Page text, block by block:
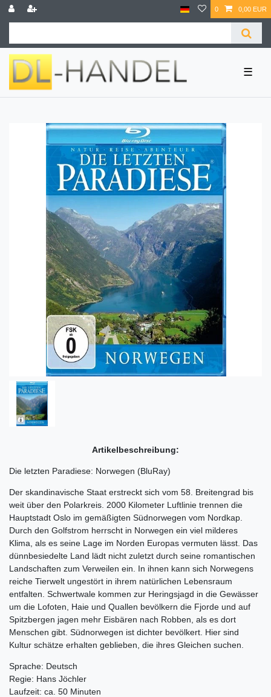
0 0,00 EUR
☰
Artikelbeschreibung:
Die letzten Paradiese: Norwegen (BluRay)
Der skandinavische Staat erstreckt sich vom 58. Breitengrad bis
weit über den Polarkreis. 2000 Kilometer Luftlinie trennen die
Hauptstadt Oslo im gemäßigten Südnorwegen vom Nordkap.
Durch den Golfstrom herrscht in Norwegen ein viel milderes
Klima, als es seine Lage im Norden Europas vermuten lässt. Das
dünnbesiedelte Land lädt nicht zuletzt durch seine romantischen
Landschaften zum Verweilen ein. In ihnen kann sich Norwegens
reiche Tierwelt ungestört in ihrem natürlichen Lebensraum
entfalten. Schwertwale kommen zur Heringsjagd in die Gewässer
um die Lofoten, Haie und Quallen bevölkern die Fjorde und auf
Spitzbergen jagen mehr Eisbären nach Robben, als es dort
Menschen gibt. Südnorwegen ist dichter bevölkert. Hier sind
Kultur schätze erhalten geblieben, die ihres Gleichen suchen.
Sprache: Deutsch
Regie: Hans Jöchler
Laufzeit: ca. 50 Minuten